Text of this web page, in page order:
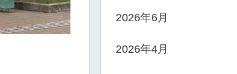
2026年6月
2026年4月